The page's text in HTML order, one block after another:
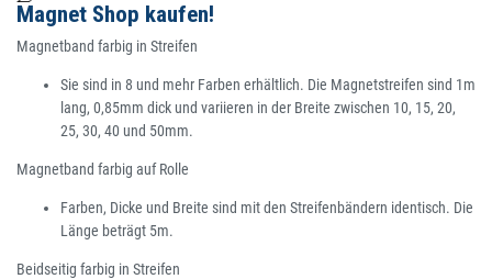
Magnet Shop kaufen!
Magnetband farbig in Streifen
Sie sind in 8 und mehr Farben erhältlich. Die Magnetstreifen sind 1m
lang, 0,85mm dick und variieren in der Breite zwischen 10, 15, 20,
25, 30, 40 und 50mm.
Magnetband farbig auf Rolle
Farben, Dicke und Breite sind mit den Streifenbändern identisch. Die
Länge beträgt 5m.
Beidseitig farbig in Streifen